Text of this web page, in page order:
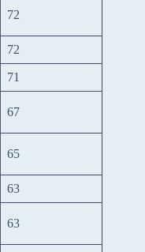
72
72
71
67
65
63
63